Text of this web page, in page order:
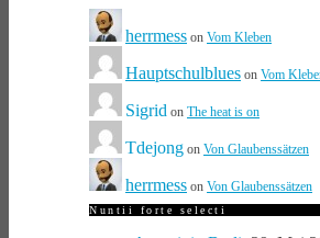
herrmess on Vom Kleben
Hauptschulblues on Vom
Sigrid on The heat is on
Tdejong on Von Glaubenssätzen
herrmess on Von Glaubenssätzen
Nuntii forte selecti